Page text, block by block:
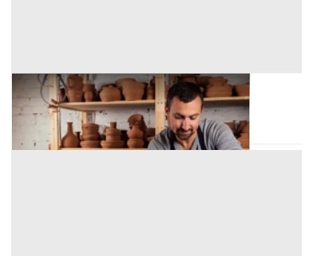
Laboratorio Artigiano all'asta a Bagheria
Bagheria (Palermo)
Asta chiusa